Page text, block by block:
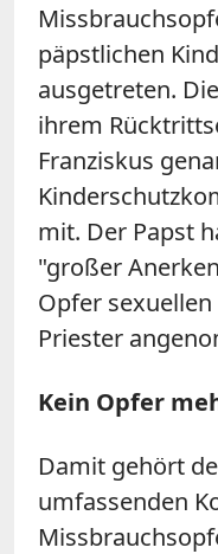
päpstlichen
ausgetreten.
ihrem
Franziskus
mit. Der Papst
"großer
Opfer
Priester
Kein Opfer
Damit gehört
umfassenden